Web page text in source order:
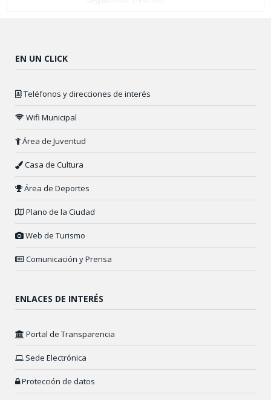
EN UN CLICK
Teléfonos y direcciones de interés
Wifi Municipal
Área de Juventud
Casa de Cultura
Área de Deportes
Plano de la Ciudad
Web de Turismo
Comunicación y Prensa
ENLACES DE INTERÉS
Portal de Transparencia
Sede Electrónica
Protección de datos